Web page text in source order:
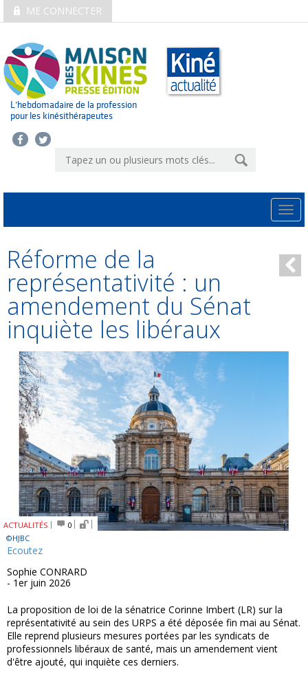
ME CONNECTER
L’hebdomadaire de la profession
pour les kinésithérapeutes
Réforme de la
représentativité : un
amendement du Sénat
inquiète les libéraux
ACTUALITÉS
0
©HJBC
Ecoutez
Sophie CONRARD
- 1er juin 2026
La proposition de loi de la sénatrice Corinne Imbert (LR) sur la
représentativité au sein des URPS a été déposée fin mai au Sénat.
Elle reprend plusieurs mesures portées par les syndicats de
professionnels libéraux de santé, mais un amendement vient
d'être ajouté, qui inquiète ces derniers.